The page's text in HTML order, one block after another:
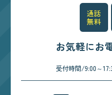
通話
無料
お気軽にお
受付時間/9:00～